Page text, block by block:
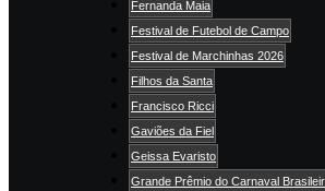
Fernanda Maia
Festival de Futebol de Campo
Festival de Marchinhas 2026
Filhos da Santa
Francisco Ricci
Gaviões da Fiel
Geissa Evaristo
Grande Prêmio do Carnaval